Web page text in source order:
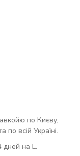
по Києву,
по всій Україні.
дней на L.